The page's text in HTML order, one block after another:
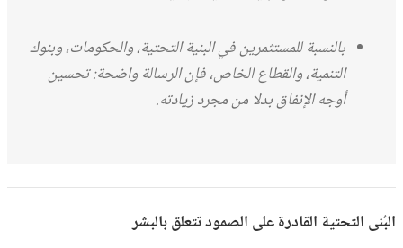
بالنسبة للمستثمرين في البنية التحتية، والحكومات، وبنوك
التنمية، والقطاع الخاص، فإن الرسالة واضحة: تحسين
أوجه الإنفاق بدلا من مجرد زيادته.
البُنى التحتية القادرة على الصمود تتعلق بالبشر